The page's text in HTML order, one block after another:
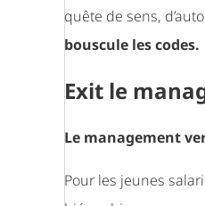
quête de sens,
bouscule les codes.
Exit le
Le management
Pour les jeunes